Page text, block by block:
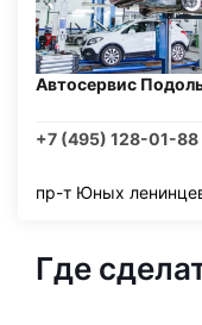
Автосервис
+7 (495) 128-01-88
пр-т Юных
Где